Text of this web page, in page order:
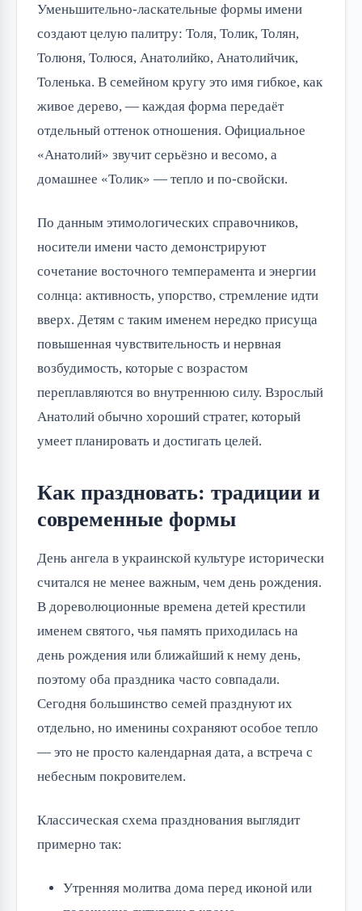
Уменьшительно-ласкательные формы имени
создают целую палитру: Толя, Толик, Толян,
Толюня, Толюся, Анатолийко, Анатолийчик,
Толенька. В семейном кругу это имя гибкое, как
живое дерево, — каждая форма передаёт
отдельный оттенок отношения. Официальное
«Анатолий» звучит серьёзно и весомо, а
домашнее «Толик» — тепло и по-свойски.
По данным этимологических справочников,
носители имени часто демонстрируют
сочетание восточного темперамента и энергии
солнца: активность, упорство, стремление идти
вверх. Детям с таким именем нередко присуща
повышенная чувствительность и нервная
возбудимость, которые с возрастом
переплавляются во внутреннюю силу. Взрослый
Анатолий обычно хороший стратег, который
умеет планировать и достигать целей.
Как праздновать: традиции и
современные формы
День ангела в украинской культуре исторически
считался не менее важным, чем день рождения.
В дореволюционные времена детей крестили
именем святого, чья память приходилась на
день рождения или ближайший к нему день,
поэтому оба праздника часто совпадали.
Сегодня большинство семей празднуют их
отдельно, но именины сохраняют особое тепло
— это не просто календарная дата, а встреча с
небесным покровителем.
Классическая схема празднования выглядит
примерно так:
Утренняя молитва дома перед иконой или